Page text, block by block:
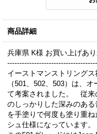
商品詳細
兵庫県 K様 お買い上げあ
イーストマンストリング
（501、502、503）は、
て考案されました。 従来
のしっかりした深みのあ
を手塗りで何度も塗り重
シュ仕様になっています。